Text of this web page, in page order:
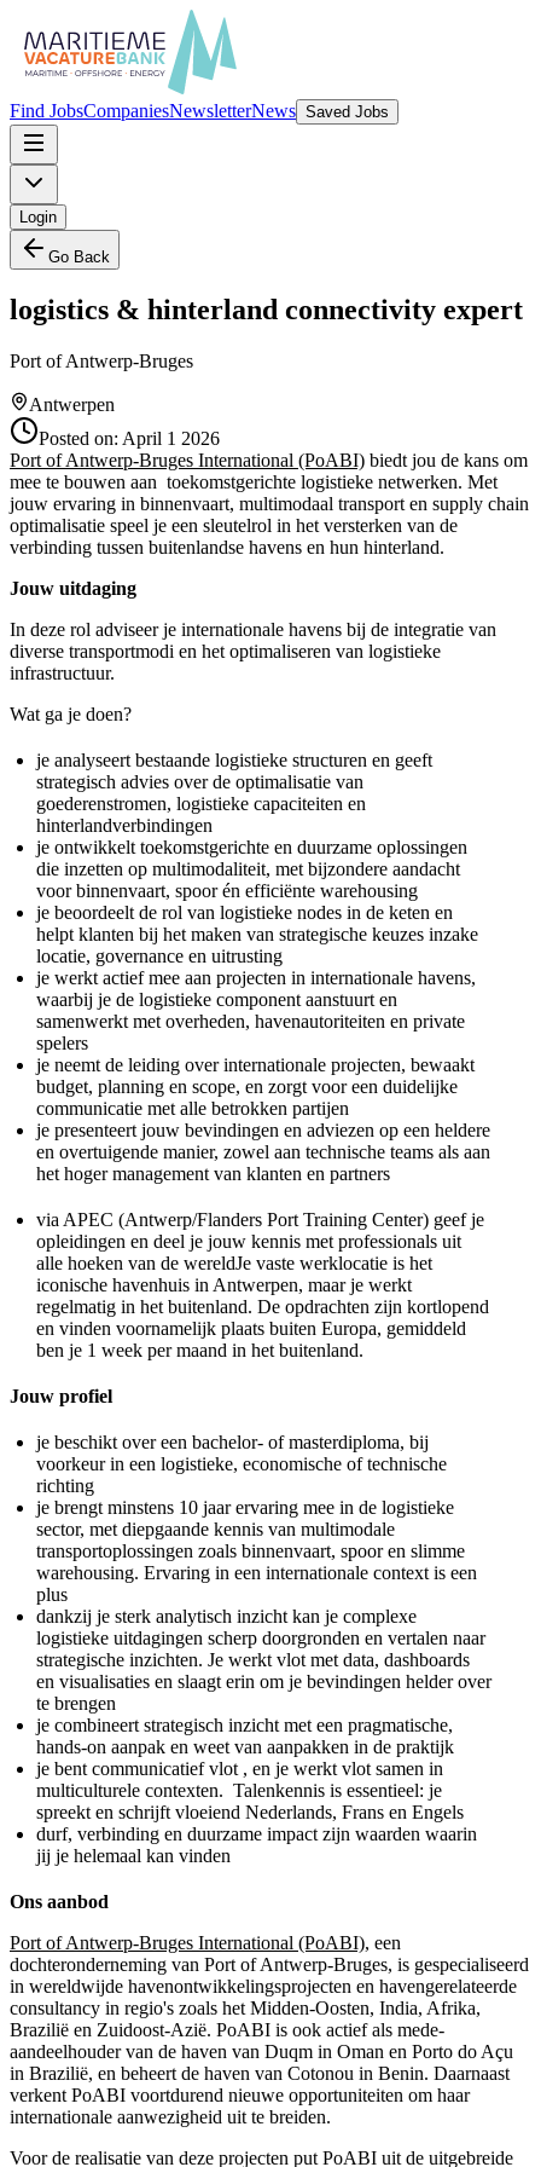
Find JobsCompaniesNewsletterNews Saved Jobs
Login
Go Back
logistics & hinterland connectivity expert
Port of Antwerp-Bruges
Antwerpen
Posted on: April 1 2026
Port of Antwerp-Bruges International (PoABI) biedt jou de kans om
mee te bouwen aan toekomstgerichte logistieke netwerken. Met
jouw ervaring in binnenvaart, multimodaal transport en supply chain
optimalisatie speel je een sleutelrol in het versterken van de
verbinding tussen buitenlandse havens en hun hinterland.
Jouw uitdaging
In deze rol adviseer je internationale havens bij de integratie van
diverse transportmodi en het optimaliseren van logistieke
infrastructuur.
Wat ga je doen?
je analyseert bestaande logistieke structuren en geeft
strategisch advies over de optimalisatie van
goederenstromen, logistieke capaciteiten en
hinterlandverbindingen
je ontwikkelt toekomstgerichte en duurzame oplossingen
die inzetten op multimodaliteit, met bijzondere aandacht
voor binnenvaart, spoor én efficiënte warehousing
je beoordeelt de rol van logistieke nodes in de keten en
helpt klanten bij het maken van strategische keuzes inzake
locatie, governance en uitrusting
je werkt actief mee aan projecten in internationale havens,
waarbij je de logistieke component aanstuurt en
samenwerkt met overheden, havenautoriteiten en private
spelers
je neemt de leiding over internationale projecten, bewaakt
budget, planning en scope, en zorgt voor een duidelijke
communicatie met alle betrokken partijen
je presenteert jouw bevindingen en adviezen op een heldere
en overtuigende manier, zowel aan technische teams als aan
het hoger management van klanten en partners
via APEC (Antwerp/Flanders Port Training Center) geef je
opleidingen en deel je jouw kennis met professionals uit
alle hoeken van de wereldJe vaste werklocatie is het
iconische havenhuis in Antwerpen, maar je werkt
regelmatig in het buitenland. De opdrachten zijn kortlopend
en vinden voornamelijk plaats buiten Europa, gemiddeld
ben je 1 week per maand in het buitenland.
Jouw profiel
je beschikt over een bachelor- of masterdiploma, bij
voorkeur in een logistieke, economische of technische
richting
je brengt minstens 10 jaar ervaring mee in de logistieke
sector, met diepgaande kennis van multimodale
transportoplossingen zoals binnenvaart, spoor en slimme
warehousing. Ervaring in een internationale context is een
plus
dankzij je sterk analytisch inzicht kan je complexe
logistieke uitdagingen scherp doorgronden en vertalen naar
strategische inzichten. Je werkt vlot met data, dashboards
en visualisaties en slaagt erin om je bevindingen helder over
te brengen
je combineert strategisch inzicht met een pragmatische,
hands-on aanpak en weet van aanpakken in de praktijk
je bent communicatief vlot , en je werkt vlot samen in
multiculturele contexten. Talenkennis is essentieel: je
spreekt en schrijft vloeiend Nederlands, Frans en Engels
durf, verbinding en duurzame impact zijn waarden waarin
jij je helemaal kan vinden
Ons aanbod
Port of Antwerp-Bruges International (PoABI), een
dochteronderneming van Port of Antwerp-Bruges, is gespecialiseerd
in wereldwijde havenontwikkelingsprojecten en havengerelateerde
consultancy in regio's zoals het Midden-Oosten, India, Afrika,
Brazilië en Zuidoost-Azië. PoABI is ook actief als mede-
aandeelhouder van de haven van Duqm in Oman en Porto do Açu
in Brazilië, en beheert de haven van Cotonou in Benin. Daarnaast
verkent PoABI voortdurend nieuwe opportuniteiten om haar
internationale aanwezigheid uit te breiden.
Voor de realisatie van deze projecten put PoABI uit de uitgebreide